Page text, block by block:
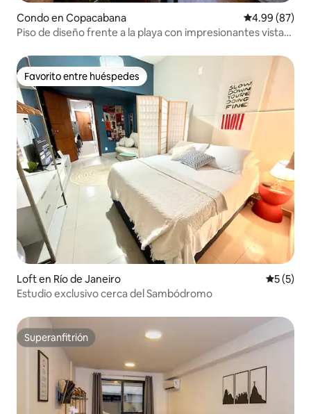
Condo en Copacabana Calificación
4.99 (87)
Piso de diseño frente a la playa con impresionantes vistas
Favorito entre huéspedes
Favorito entre huéspedes
Loft en Río de Janeiro
5 (5)
Estudio exclusivo cerca del Sambódromo
Superanfitrión
Superanfitrión